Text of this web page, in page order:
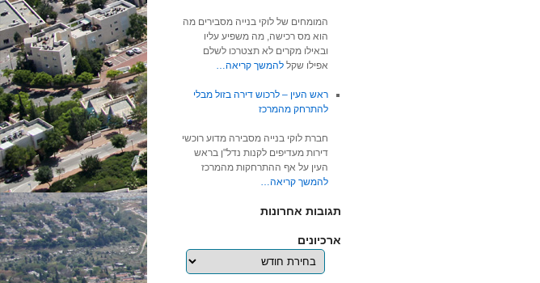
המומחים של לוקי בנייה מסבירים מה
הוא מס רכישה, מה משפיע עליו
ובאילו מקרים לא תצטרכו לשלם
אפילו שקל להמשך קריאה…
ראש העין – לרכוש דירה בזול מבלי
להתרחק מהמרכז
חברת לוקי בנייה מסבירה מדוע רוכשי
דירות מעדיפים לקנות נדל"ן בראש
העין על אף ההתרחקות מהמרכז
להמשך קריאה…
תגובות אחרונות
ארכיונים
ארכיונים